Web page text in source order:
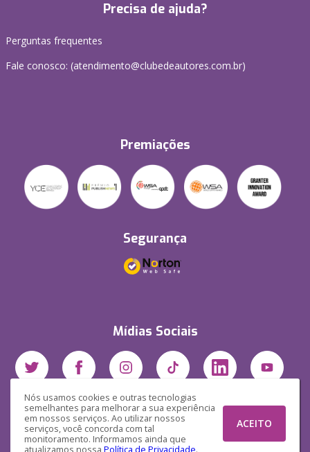
Nós usamos cookies e outras tecnologias
semelhantes para melhorar a sua experiência
em nossos serviços. Ao utilizar nossos
serviços, você concorda com tal
monitoramento. Informamos ainda que
atualizamos nossa Política de Privacidade.
ACEITO
Precisa de ajuda?
Perguntas frequentes
Fale conosco: (atendimento@clubedeautores.com.br)
Premiações
Segurança
Mídias Sociais